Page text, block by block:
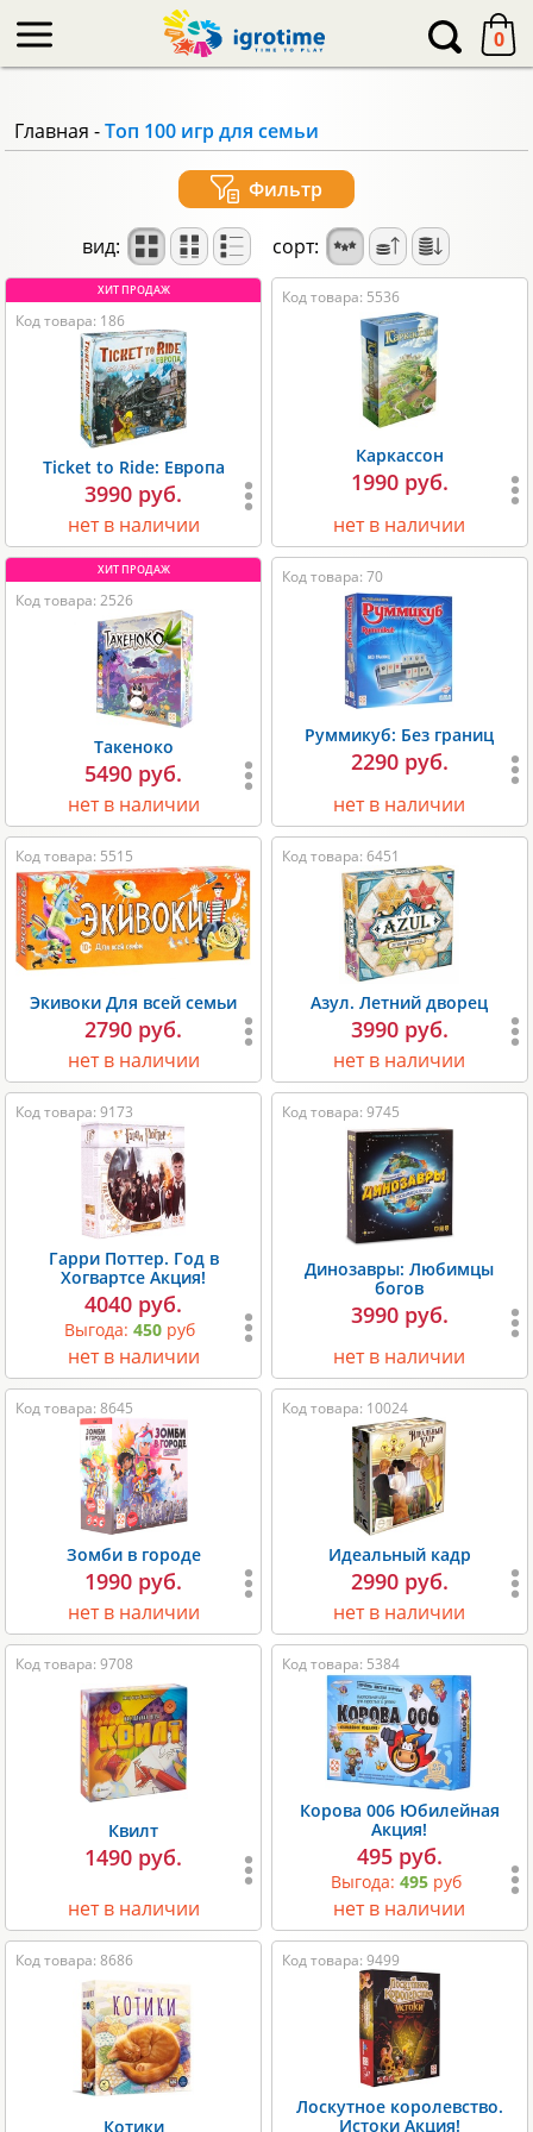
0
Главная - Топ 100 игр для семьи
Фильтр
вид: сорт:
Код товара: 186
Ticket to Ride: Европа
3990 руб.
нет в наличии
Код товара: 5536
Каркассон
1990 руб.
нет в наличии
Код товара: 2526
Такеноко
5490 руб.
нет в наличии
Код товара: 70
Руммикуб: Без границ
2290 руб.
нет в наличии
Код товара: 5515
Экивоки Для всей семьи
2790 руб.
нет в наличии
Код товара: 6451
Азул. Летний дворец
3990 руб.
нет в наличии
Код товара: 9173
Гарри Поттер. Год в
Хогвартсе Акция!
4040 руб.
Выгода:450 руб
нет в наличии
Код товара: 9745
Динозавры: Любимцы
богов
3990 руб.
нет в наличии
Код товара: 8645
Зомби в городе
1990 руб.
нет в наличии
Код товара: 10024
Идеальный кадр
2990 руб.
нет в наличии
Код товара: 9708
Квилт
1490 руб.
нет в наличии
Код товара: 5384
Корова 006 Юбилейная
Акция!
495 руб.
Выгода: 495руб
нет в наличии
Код товара: 8686
Котики
Код товара: 9499
Лоскутное королевство.
Истоки Акция!